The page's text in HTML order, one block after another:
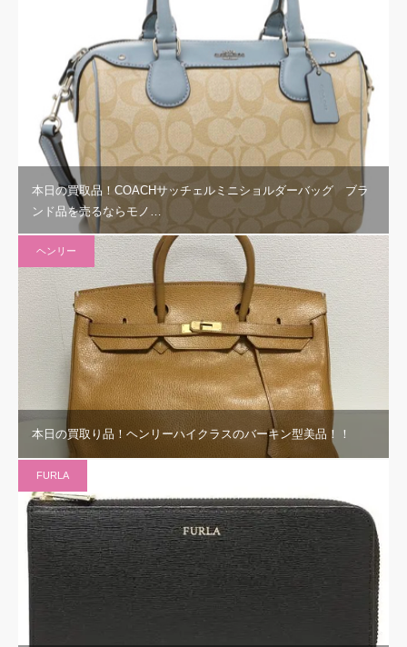
本日の買取品！COACHサッチェルミニショルダーバッグ ブラ
ンド品を売るならモノ…
ヘンリー
本日の買取り品！ヘンリーハイクラスのバーキン型美品！！
FURLA